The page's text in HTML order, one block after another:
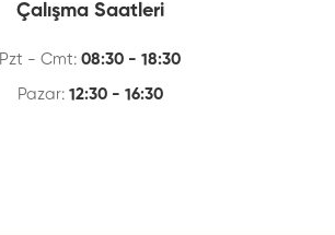
Çalışma Saatleri
Pzt - Cmt: 08:30 - 18:30
Pazar: 12:30 - 16:30